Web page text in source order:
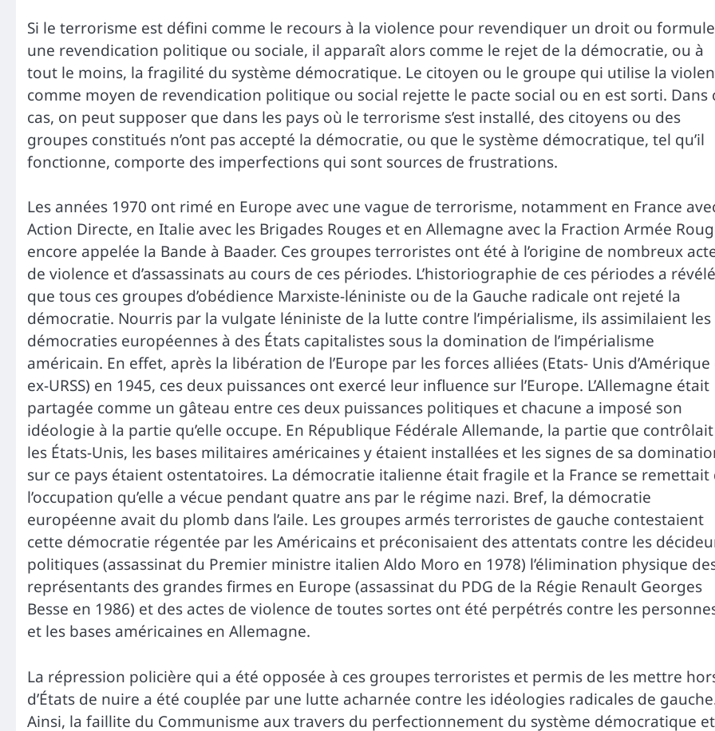
Si le terrorisme est défini comme le recours à la violence pour revendiquer un droit ou
une revendication politique ou sociale, il apparaît alors comme le rejet de la démocratie, ou à
tout le moins, la fragilité du système démocratique. Le citoyen ou le groupe qui utilise la
comme moyen de revendication politique ou social rejette le pacte social ou en est sorti. Dans
cas, on peut supposer que dans les pays où le terrorisme s’est installé, des citoyens ou des
groupes constitués n’ont pas accepté la démocratie, ou que le système démocratique, tel qu’il
fonctionne, comporte des imperfections qui sont sources de frustrations.
Les années 1970 ont rimé en Europe avec une vague de terrorisme, notamment en France
Action Directe, en Italie avec les Brigades Rouges et en Allemagne avec la Fraction Armée
encore appelée la Bande à Baader. Ces groupes terroristes ont été à l’origine de nombreux
de violence et d’assassinats au cours de ces périodes. L’historiographie de ces périodes a révélé
que tous ces groupes d’obédience Marxiste-léniniste ou de la Gauche radicale ont rejeté la
démocratie. Nourris par la vulgate léniniste de la lutte contre l’impérialisme, ils assimilaient les
démocraties européennes à des États capitalistes sous la domination de l’impérialisme
américain. En effet, après la libération de l’Europe par les forces alliées (Etats- Unis d’Amérique
ex-URSS) en 1945, ces deux puissances ont exercé leur influence sur l’Europe. L’Allemagne était
partagée comme un gâteau entre ces deux puissances politiques et chacune a imposé son
idéologie à la partie qu’elle occupe. En République Fédérale Allemande, la partie que contrôlait
les États-Unis, les bases militaires américaines y étaient installées et les signes de sa
sur ce pays étaient ostentatoires. La démocratie italienne était fragile et la France se remettait
l’occupation qu’elle a vécue pendant quatre ans par le régime nazi. Bref, la démocratie
européenne avait du plomb dans l’aile. Les groupes armés terroristes de gauche contestaient
cette démocratie régentée par les Américains et préconisaient des attentats contre les
politiques (assassinat du Premier ministre italien Aldo Moro en 1978) l’élimination physique
représentants des grandes firmes en Europe (assassinat du PDG de la Régie Renault Georges
Besse en 1986) et des actes de violence de toutes sortes ont été perpétrés contre les
et les bases américaines en Allemagne.
La répression policière qui a été opposée à ces groupes terroristes et permis de les mettre
d’États de nuire a été couplée par une lutte acharnée contre les idéologies radicales de
Ainsi, la faillite du Communisme aux travers du perfectionnement du système démocratique et